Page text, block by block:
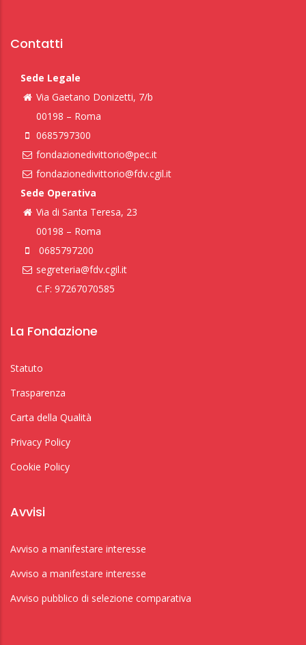
Contatti
Sede Legale
Via Gaetano Donizetti, 7/b
00198 – Roma
0685797300
fondazionedivittorio@pec.it
fondazionedivittorio@fdv.cgil.it
Sede Operativa
Via di Santa Teresa, 23
00198 – Roma
0685797200
segreteria@fdv.cgil.it
C.F: 97267070585
La Fondazione
Statuto
Trasparenza
Carta della Qualità
Privacy Policy
Cookie Policy
Avvisi
Avviso a manifestare interesse
Avviso a manifestare interesse
Avviso pubblico di selezione comparativa